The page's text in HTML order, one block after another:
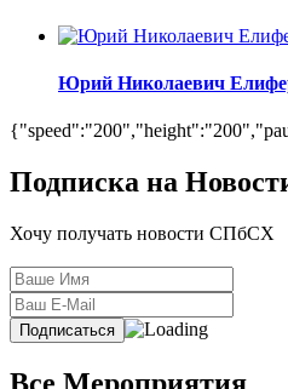
Юрий Николаевич
Подписка на
Хочу получать новости СПбСХ